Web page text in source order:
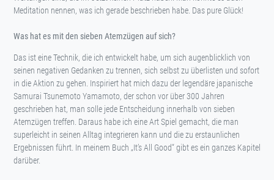
Meditation nennen, was ich gerade beschrieben habe. Das pure Glück!
Was hat es mit den sieben Atemzügen auf sich?
Das ist eine Technik, die ich entwickelt habe, um sich augenblicklich von
seinen negativen Gedanken zu trennen, sich selbst zu überlisten und sofort
in die Aktion zu gehen. Inspiriert hat mich dazu der legendäre japanische
Samurai Tsunemoto Yamamoto, der schon vor über 300 Jahren
geschrieben hat, man solle jede Entscheidung innerhalb von sieben
Atemzügen treffen. Daraus habe ich eine Art Spiel gemacht, die man
superleicht in seinen Alltag integrieren kann und die zu erstaunlichen
Ergebnissen führt. In meinem Buch „It’s All Good“ gibt es ein ganzes Kapitel
darüber.